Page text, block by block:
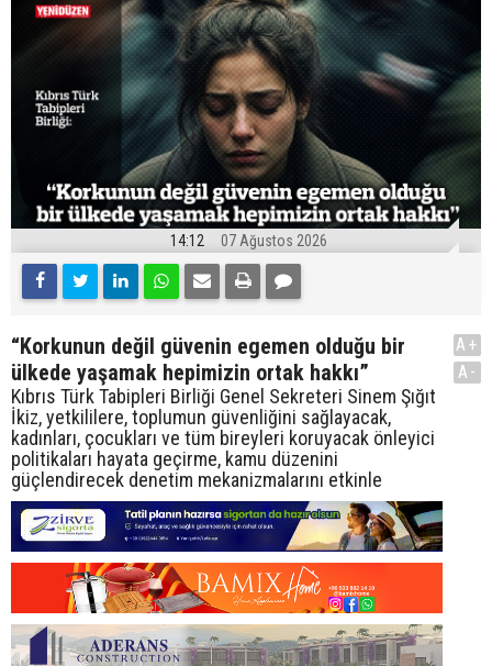
14:12 07 Ağustos 2026
“Korkunun değil güvenin egemen olduğu bir
ülkede yaşamak hepimizin ortak hakkı”
Kıbrıs Türk Tabipleri Birliği Genel Sekreteri Sinem Şığıt
İkiz, yetkililere, toplumun güvenliğini sağlayacak,
kadınları, çocukları ve tüm bireyleri koruyacak önleyici
politikaları hayata geçirme, kamu düzenini
güçlendirecek denetim mekanizmalarını etkinle
A+
A-